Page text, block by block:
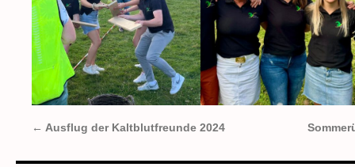
← Ausflug der Kaltblutfreunde 2024